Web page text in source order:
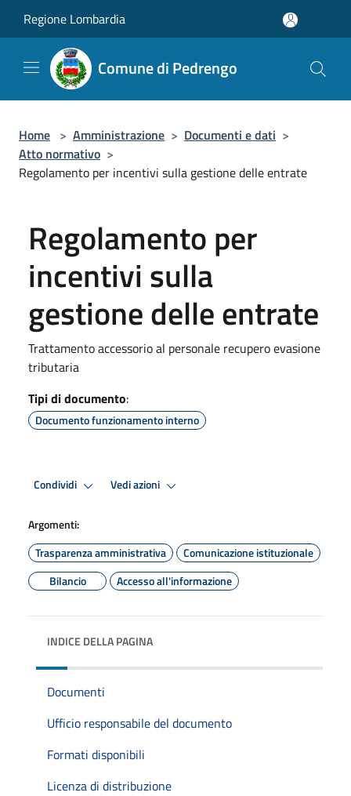
Regione Lombardia
Comune di Pedrengo
Home > Amministrazione > Documenti e dati >
Atto normativo >
Regolamento per incentivi sulla gestione delle entrate
Regolamento per
incentivi sulla
gestione delle entrate
Trattamento accessorio al personale recupero evasione
tributaria
Tipi di documento:
Documento funzionamento interno
Condividi Vedi azioni
Argomenti:
Trasparenza amministrativa
Comunicazione istituzionale
Bilancio
Accesso all'informazione
INDICE DELLA PAGINA
Documenti
Ufficio responsabile del documento
Formati disponibili
Licenza di distribuzione